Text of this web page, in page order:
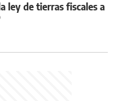
ley de tierras fiscales a